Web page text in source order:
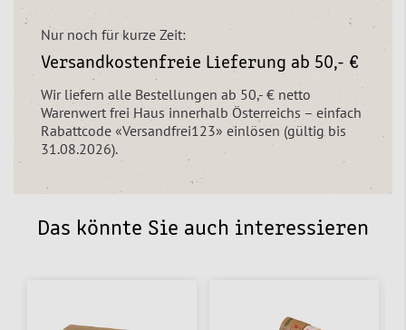
Nur noch für kurze Zeit:
Versandkostenfreie Lieferung ab 50,- €
Wir liefern alle Bestellungen ab 50,- € netto
Warenwert frei Haus innerhalb Österreichs – einfach
Rabattcode «Versandfrei123» einlösen (gültig bis
31.08.2026).
Das könnte Sie auch interessieren